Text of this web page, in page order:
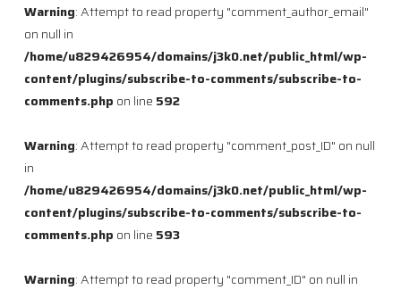
Warning: Attempt to read property "comment_author_email"
on null in
/home/u829426954/domains/j3k0.net/public_html/wp-
content/plugins/subscribe-to-comments/subscribe-to-
comments.php on line 592
Warning: Attempt to read property "comment_post_ID" on null
in
/home/u829426954/domains/j3k0.net/public_html/wp-
content/plugins/subscribe-to-comments/subscribe-to-
comments.php on line 593
Warning: Attempt to read property "comment_ID" on null in